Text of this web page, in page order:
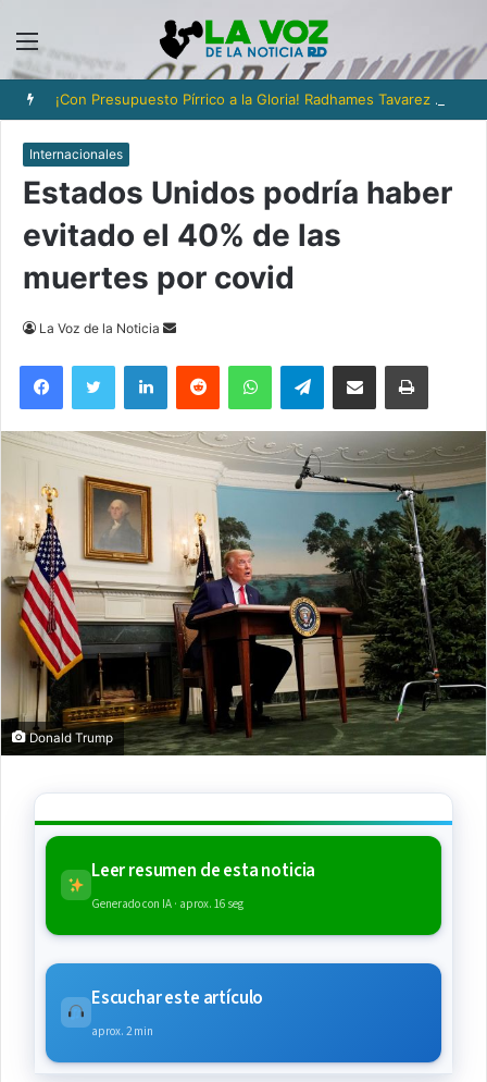
Menú
¡Con Presupuesto Pírrico a la Gloria! Radhames Tavarez y la Hazaña Dorada de la Natación Dominicana
Internacionales
Estados Unidos podría haber
evitado el 40% de las
muertes por covid
La Voz de la Noticia
Send
email
FacebookTwitter LinkedInReddit WhatsAppTelegramCompartir via Email Imprimi
Donald Trump
Leer resumen de esta noticia
Generado con IA · aprox. 16 seg
Escuchar este artículo
aprox. 2 min